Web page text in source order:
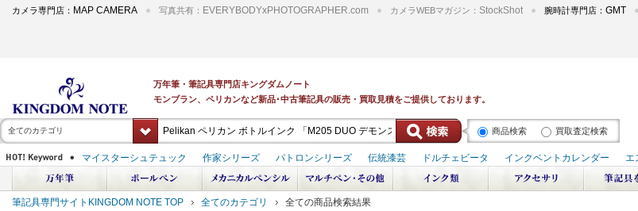
カメラ専門店： MAP CAMERA 写真共有： EVERYBODYxPHOTOGRAPHER.com カメラWEBマガジン： StockShot 腕時計専門店： GMT
全てのカテゴリ 商品検索 買取査定検索
筆記具専門サイトKINGDOM NOTE TOP 全てのカテゴリ 全ての商品検索結果